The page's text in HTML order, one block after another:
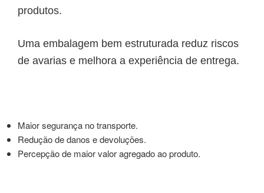
produtos.
Uma embalagem bem estruturada reduz riscos
de avarias e melhora a experiência de entrega.
Maior segurança no transporte.
Redução de danos e devoluções.
Percepção de maior valor agregado ao produto.